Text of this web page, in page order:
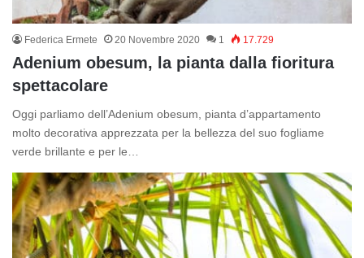
Federica Ermete 20 Novembre 2020 1 17.729
Adenium obesum, la pianta dalla fioritura
spettacolare
Oggi parliamo dell’Adenium obesum, pianta d’appartamento
molto decorativa apprezzata per la bellezza del suo fogliame
verde brillante e per le…